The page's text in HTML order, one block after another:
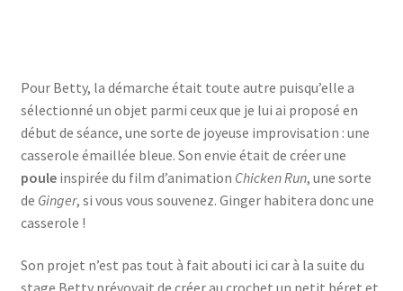
Pour Betty, la démarche était toute autre puisqu’elle a
sélectionné un objet parmi ceux que je lui ai proposé en
début de séance, une sorte de joyeuse improvisation : une
casserole émaillée bleue. Son envie était de créer une
pouleinspirée du film d’animation Chicken Run, une sorte
de Ginger, si vous vous souvenez. Ginger habitera donc une
casserole !
Son projet n’est pas tout à fait abouti ici car à la suite du